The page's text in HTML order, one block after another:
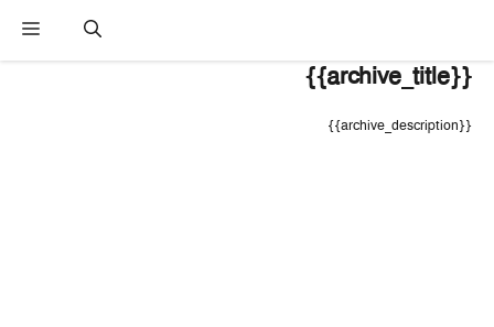
المحتوى
{{archive_title}}
{{archive_description}}